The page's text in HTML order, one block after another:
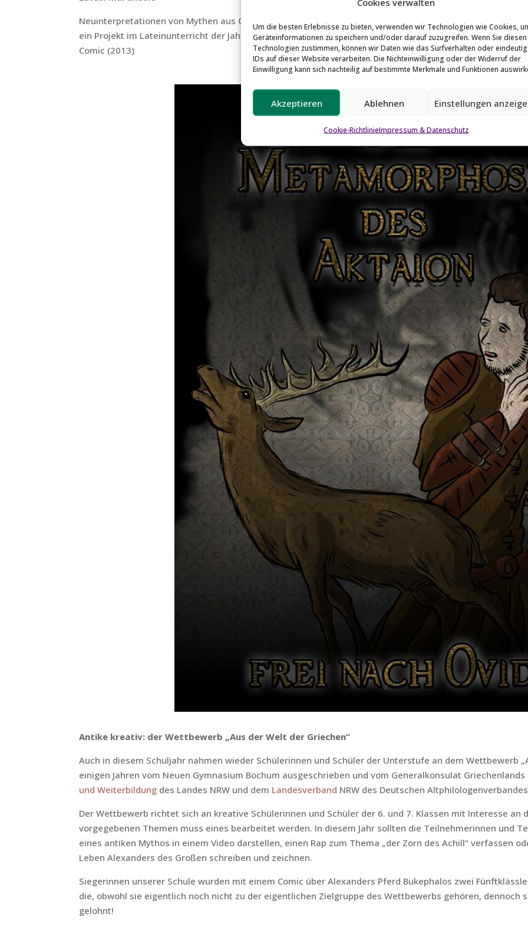
Um die besten Erlebnisse zu bieten, verwenden wir Technologien wie Cookies,
Geräteinformationen zu speichern und/oder darauf zuzugreifen. Wenn Sie diesen
Technologien zustimmen, können wir Daten wie das Surfverhalten oder
IDs auf dieser Website verarbeiten. Die Nichteinwilligung oder der Widerruf der
Einwilligung kann sich nachteilig auf bestimmte Merkmale und Funktionen
Akzeptieren Ablehnen Einstellungen
Cookie-RichtlinieImpressum & Datenschutz
Neuinterpretationen von Mythen aus Ovids Metamorphosen,
ein Projekt im Lateinunterricht der Jahrgangsstufe EF mit Frau Ritter.
Comic (2013)
Antike kreativ: der Wettbewerb „Aus der Welt der Griechen“
Auch in diesem Schuljahr nahmen wieder Schülerinnen und Schüler der Unterstufe an dem Wettbewerb
einigen Jahren vom Neuen Gymnasium Bochum ausgeschrieben und vom Generalkonsulat
und Weiterbildung des Landes NRW und dem Landesverband NRW des Deutschen
Der Wettbewerb richtet sich an kreative Schülerinnen und Schüler der 6. und 7. Klassen mit Interesse an
vorgegebenen Themen muss eines bearbeitet werden. In diesem Jahr sollten die Teilnehmerinnen und
eines antiken Mythos in einem Video darstellen, einen Rap zum Thema „der Zorn des Achill“ verfassen
Leben Alexanders des Großen schreiben und zeichnen.
Siegerinnen unserer Schule wurden mit einem Comic über Alexanders Pferd Bukephalos zwei
die, obwohl sie eigentlich noch nicht zu der eigentlichen Zielgruppe des Wettbewerbs gehören, dennoch
gelohnt!